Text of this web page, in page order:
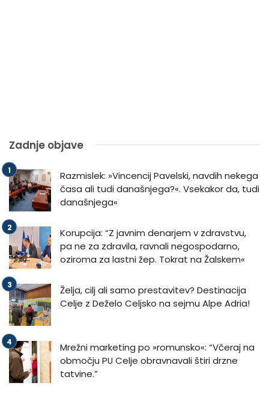
Zadnje objave
Razmislek: »Vincencij Pavelski, navdih nekega
časa ali tudi današnjega?«. Vsekakor da, tudi
današnjega«
Korupcija: “Z javnim denarjem v zdravstvu,
pa ne za zdravila, ravnali negospodarno,
oziroma za lastni žep. Tokrat na Žalskem«
Želja, cilj ali samo prestavitev? Destinacija
Celje z Deželo Celjsko na sejmu Alpe Adria!
Mrežni marketing po »romunsko«: “Včeraj na
območju PU Celje obravnavali štiri drzne
tatvine.”